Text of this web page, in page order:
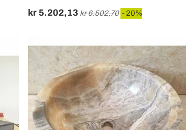
kr 5.202,13 kr 6.502,70 - 20%